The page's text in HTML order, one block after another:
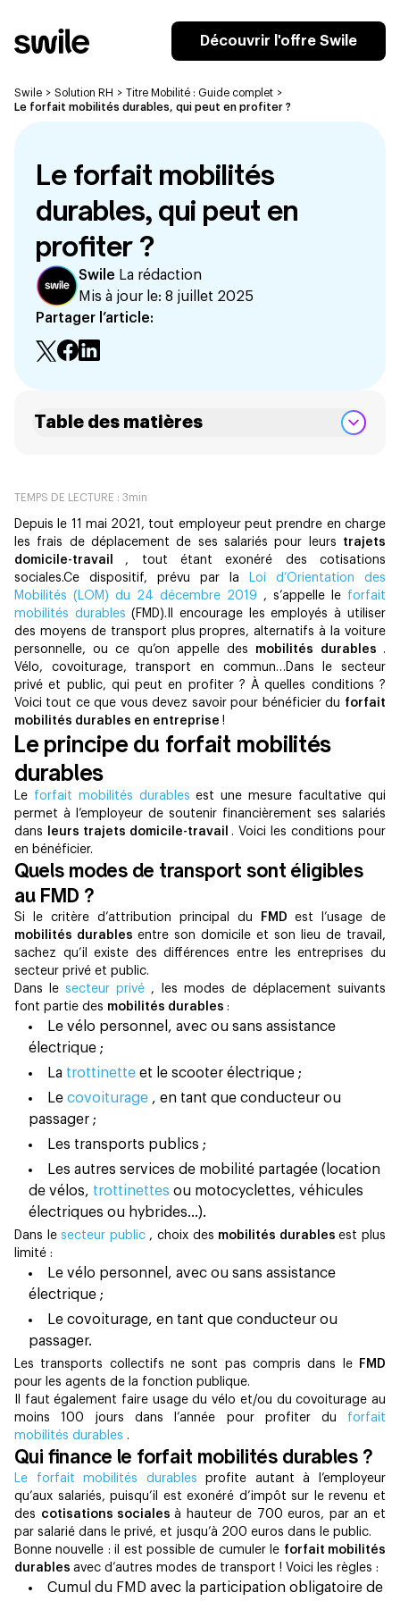
Découvrir l'offre Swile
Swile > Solution RH > Titre Mobilité : Guide complet >
Le forfait mobilités durables, qui peut en profiter ?
Le forfait mobilités
durables, qui peut en
profiter ?
Swile La rédaction
Mis à jour le: 8 juillet 2025
Partager l’article:
TEMPS DE LECTURE : 3min
Depuis le 11 mai 2021, tout employeur peut prendre en charge
les frais de déplacement de ses salariés pour leurs trajets
domicile-travail , tout étant exonéré des cotisations
sociales.Ce dispositif, prévu par la
Loi d’Orientation des
Mobilités (LOM) du 24 décembre 2019 , s’appelle le forfait
mobilités durables(FMD).Il encourage les employés à utiliser
des moyens de transport plus propres, alternatifs à la voiture
personnelle, ou ce qu’on appelle des mobilités durables .
Vélo, covoiturage, transport en commun…Dans le secteur
privé et public, qui peut en profiter ? À quelles conditions ?
Voici tout ce que vous devez savoir pour bénéficier du forfait
mobilités durables en entreprise !
Le principe du forfait mobilités
durables
Le forfait mobilités durablesest une mesure facultative qui
permet à l’employeur de soutenir financièrement ses salariés
dans
leurs trajets domicile-travail . Voici les conditions pour
en bénéficier.
Quels modes de transport sont éligibles
au FMD ?
Si le critère d’attribution principal du FMD est l’usage de
mobilités durables entre son domicile et son lieu de travail,
sachez qu’il existe des différences entre les entreprises du
secteur privé et public.
Dans lesecteur privé , les modes de déplacement suivants
font partie des mobilités durables :
Le vélo personnel, avec ou sans assistance
électrique ;
La trottinette et le scooter électrique ;
Le covoiturage , en tant que conducteur ou
passager ;
Les transports publics ;
Les autres services de mobilité partagée (location
de vélos, trottinettes ou motocyclettes, véhicules
électriques ou hybrides…).
Dans lesecteur public , choix des mobilités durablesest plus
limité :
Le vélo personnel, avec ou sans assistance
électrique ;
Le covoiturage, en tant que conducteur ou
passager.
Les transports collectifs ne sont pas compris dans le
FMD
pour les agents de la fonction publique.
Il faut également faire usage du vélo et/ou du covoiturage au
moins 100 jours dans l’année pour profiter du forfait
mobilités durables .
Qui finance le forfait mobilités durables ?
Le forfait mobilités durablesprofite autant à l’employeur
qu’aux salariés, puisqu’il est exonéré d’impôt sur le revenu et
des cotisations socialesà hauteur de 700 euros, par an et
par salarié dans le privé, et jusqu’à 200 euros dans le public.
Bonne nouvelle : il est possible de cumuler le forfait mobilités
durables avec d’autres modes de transport ! Voici les règles :
Cumul du FMD avec la participation obligatoire de
Table des matières